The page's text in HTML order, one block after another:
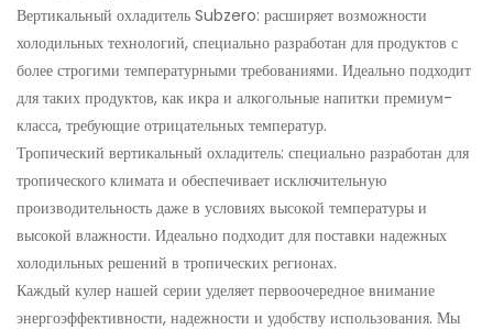
Вертикальный охладитель Subzero: расширяет возможности
холодильных технологий, специально разработан для продуктов с
более строгими температурными требованиями. Идеально подходит
для таких продуктов, как икра и алкогольные напитки премиум-
класса, требующие отрицательных температур.
Тропический вертикальный охладитель: специально разработан для
тропического климата и обеспечивает исключительную
производительность даже в условиях высокой температуры и
высокой влажности. Идеально подходит для поставки надежных
холодильных решений в тропических регионах.
Каждый кулер нашей серии уделяет первоочередное внимание
энергоэффективности, надежности и удобству использования. Мы